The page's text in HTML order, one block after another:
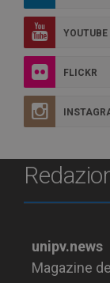
YOUTUBE
FLICKR
unipv.news
Magazine